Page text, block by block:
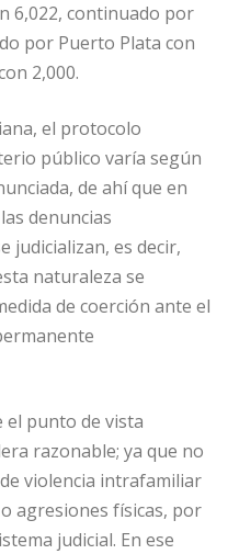
6,022, continuado por
por Puerto Plata con
2,000.
el protocolo
público varía según
de ahí que en
denuncias
judicializan, es decir,
naturaleza se
de coerción ante el
el punto de vista
razonable; ya que no
violencia intrafamiliar
agresiones físicas, por
judicial. En ese